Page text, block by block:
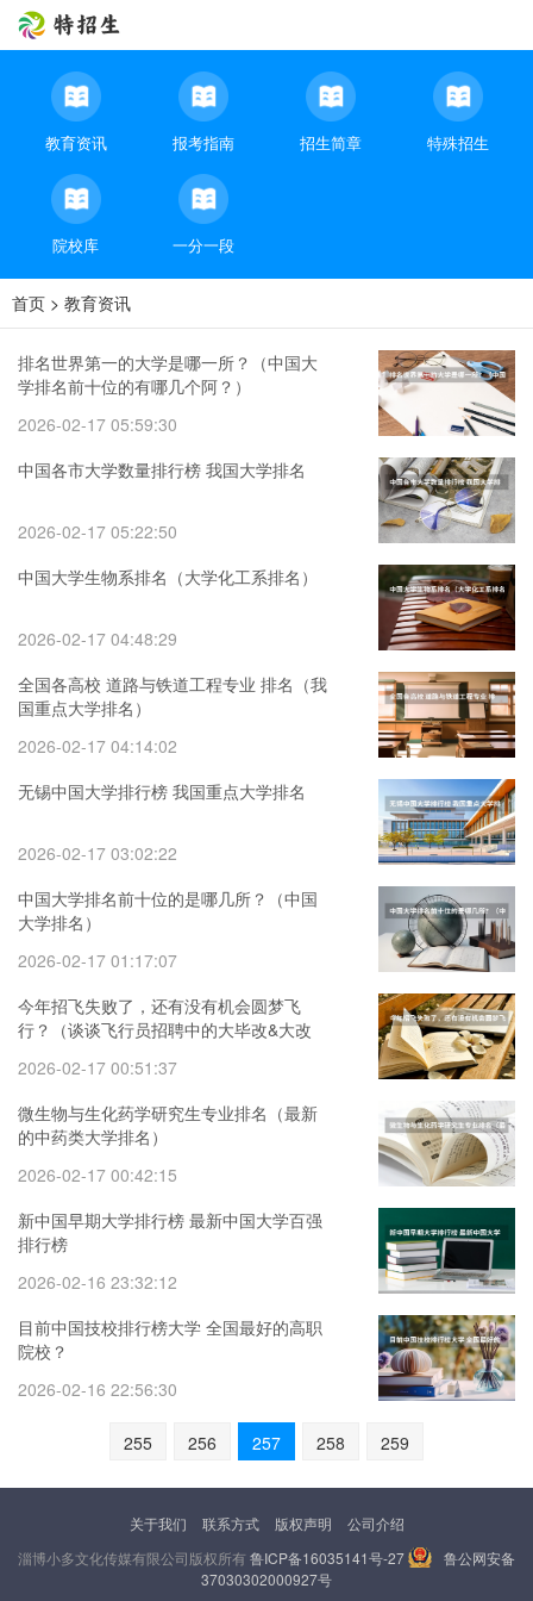
教育资讯 报考指南 招生简章 特殊招生
院校库 一分一段
首页 > 教育资讯
排名世界第一的大学是哪一所？（中国大
学排名前十位的有哪几个阿？）
2026-02-17 05:59:30
中国各市大学数量排行榜 我国大学排名
2026-02-17 05:22:50
中国大学生物系排名（大学化工系排名）
2026-02-17 04:48:29
全国各高校 道路与铁道工程专业 排名（我
国重点大学排名）
2026-02-17 04:14:02
无锡中国大学排行榜 我国重点大学排名
2026-02-17 03:02:22
中国大学排名前十位的是哪几所？（中国
大学排名）
2026-02-17 01:17:07
今年招飞失败了，还有没有机会圆梦飞
行？（谈谈飞行员招聘中的大毕改&大改
2026-02-17 00:51:37
微生物与生化药学研究生专业排名（最新
的中药类大学排名）
2026-02-17 00:42:15
新中国早期大学排行榜 最新中国大学百强
排行榜
2026-02-16 23:32:12
目前中国技校排行榜大学 全国最好的高职
院校？
2026-02-16 22:56:30
255 256 257 258 259
关于我们 联系方式 版权声明
公司介绍
淄博小多文化传媒有限公司版权所有鲁ICP备16035141号-27
鲁公网安备
37030302000927号